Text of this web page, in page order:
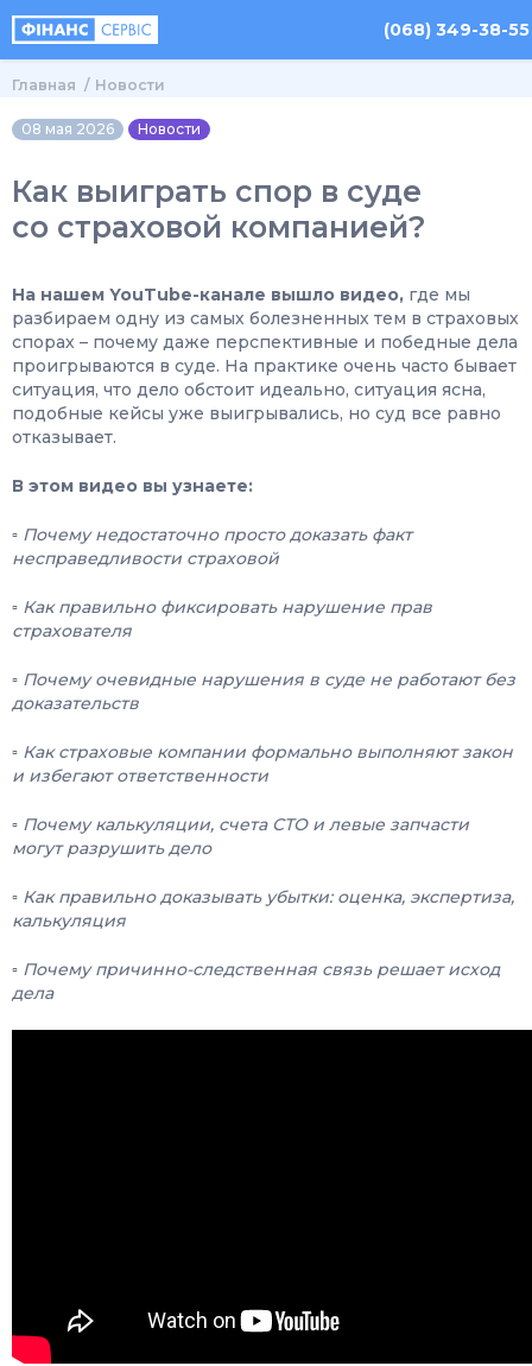
(068) 349-38-55
Главная Новости
08 мая 2026 Новости
Как выиграть спор в суде
со страховой компанией?
На нашем YouTube-канале вышло видео, где мы
разбираем одну из самых болезненных тем в страховых
спорах – почему даже перспективные и победные дела
проигрываются в суде. На практике очень часто бывает
ситуация, что дело обстоит идеально, ситуация ясна,
подобные кейсы уже выигрывались, но суд все равно
отказывает.
В этом видео вы узнаете:
▫️ Почему недостаточно просто доказать факт
несправедливости страховой
▫️ Как правильно фиксировать нарушение прав
страхователя
▫️ Почему очевидные нарушения в суде не работают без
доказательств
▫️ Как страховые компании формально выполняют закон
и избегают ответственности
▫️ Почему калькуляции, счета СТО и левые запчасти
могут разрушить дело
▫️ Как правильно доказывать убытки: оценка, экспертиза,
калькуляция
▫️ Почему причинно-следственная связь решает исход
дела